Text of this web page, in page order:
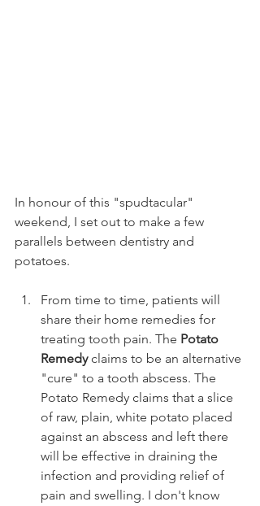
In honour of this "spudtacular"
weekend, I set out to make a few
parallels between dentistry and
potatoes.
From time to time, patients will
share their home remedies for
treating tooth pain. The Potato
Remedy claims to be an alternative
"cure" to a tooth abscess. The
Potato Remedy claims that a slice
of raw, plain, white potato placed
against an abscess and left there
will be effective in draining the
infection and providing relief of
pain and swelling. I don't know